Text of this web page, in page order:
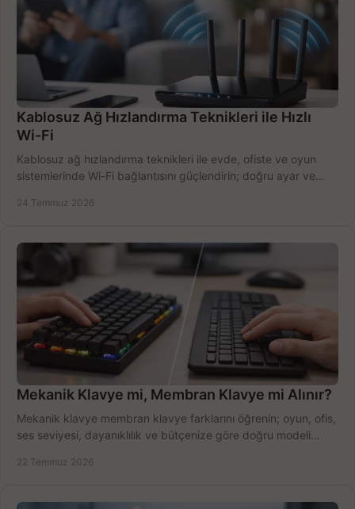
Kablosuz Ağ Hızlandırma Teknikleri ile Hızlı
Wi-Fi
Kablosuz ağ hızlandırma teknikleri ile evde, ofiste ve oyun
sistemlerinde Wi-Fi bağlantısını güçlendirin; doğru ayar ve
24 Temmuz 2026
Mekanik Klavye mi, Membran Klavye mi Alınır?
Mekanik klavye membran klavye farklarını öğrenin; oyun, ofis,
ses seviyesi, dayanıklılık ve bütçenize göre doğru modeli
22 Temmuz 2026